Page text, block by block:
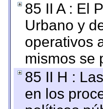
85 II A : El
Urbano y
operativos
mismos se
85 II H :
en los